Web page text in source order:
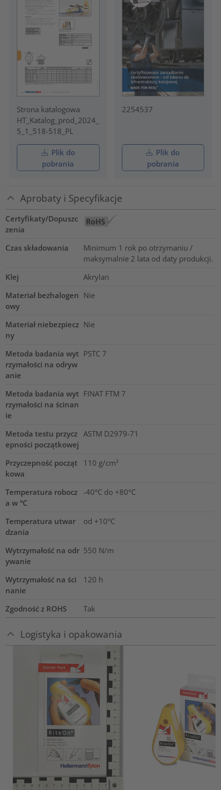
Strona katalogowa
HT_Katalog_prod_2024_
5_1_518-518_PL
Plik do
pobrania
2254537
Plik do
pobrania
Aprobaty i Specyfikacje
Certyfikaty/Dopuszc
zenia
Czas składowania
Minimum 1 rok po otrzymaniu /
maksymalnie 2 lata od daty produkcji.
Klej
Akrylan
Materiał bezhalogen
owy
Nie
Materiał niebezpiecz
ny
Nie
Metoda badania wyt
rzymałości na odryw
anie
PSTC 7
Metoda badania wyt
rzymałości na ścinan
ie
FINAT FTM 7
Metoda testu przycz
epności początkowej
ASTM D2979-71
Przyczepność począt
kowa
110 g/cm²
Temperatura robocz
a w °C
-40°C do +80°C
Temperatura utwar
dzania
od +10°C
Wytrzymałość na odr
ywanie
550 N/m
Wytrzymałość na ści
nanie
120 h
Zgodność z ROHS Tak
Logistyka i opakowania